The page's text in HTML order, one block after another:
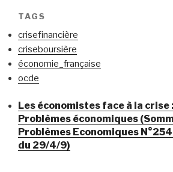
TAGS
crisefinancière
criseboursière
économie_française
ocde
Les économistes face à la
Problèmes économiques
Problèmes Economiques
du 29/4/9)